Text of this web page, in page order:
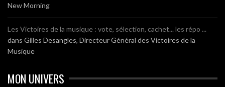
New Morning
Les Victoires de la musique : vote, sélection, cachet... les répo ...
dans Gilles Desangles, Directeur Général des Victoires de la
Musique
MON UNIVERS